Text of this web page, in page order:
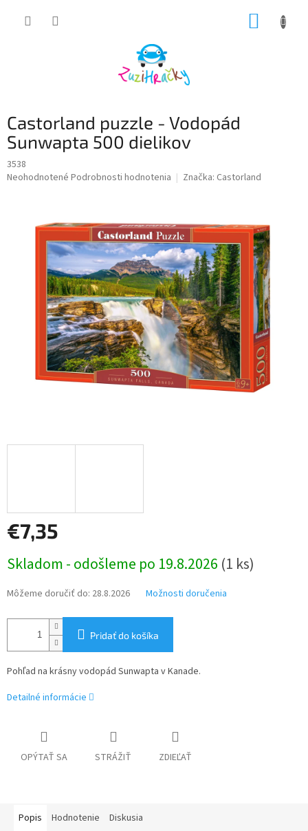
Castorland puzzle - Vodopád
Sunwapta 500 dielikov
3538
Priemerné
hviezdičiek.
Neohodnotené Podrobnosti hodnotenia Značka: Castorland
€7,35
cena:
Skladom - odošleme po 19.8.2026 (1 ks)
Môžeme doručiť do: 28.8.2026 Možnosti doručenia
Pridať do košíka
Pohľad na krásny vodopád Sunwapta v Kanade.
Detailné informácie
OPÝTAŤ SA STRÁŽIŤ ZDIEĽAŤ
Popis Hodnotenie Diskusia